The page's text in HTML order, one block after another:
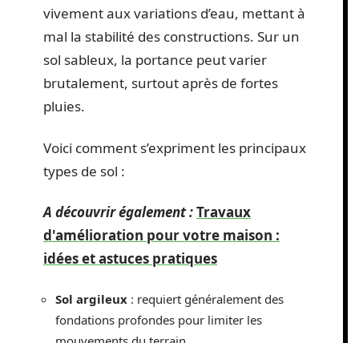
vivement aux variations d’eau, mettant à
mal la stabilité des constructions. Sur un
sol sableux, la portance peut varier
brutalement, surtout après de fortes
pluies.
Voici comment s’expriment les principaux
types de sol :
A découvrir également :Travaux
d'amélioration pour votre maison :
idées et astuces pratiques
Sol argileux : requiert généralement des
fondations profondes pour limiter les